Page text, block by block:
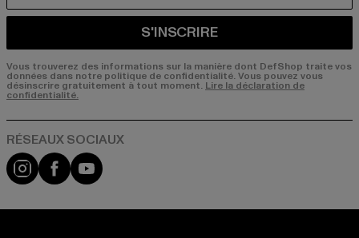
S'INSCRIRE
Vous trouverez des informations sur la manière dont DefShop traite vos
données dans notre politique de confidentialité. Vous pouvez vous
désinscrire gratuitement à tout moment. Lire la déclaration de
confidentialité.
Visit our Instagram page:
Visit our Facebook page:
Visit our YouTube channel: